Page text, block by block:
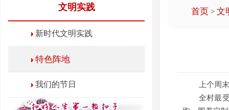
文明实践
新时代文明实践
特色阵地
我们的节日
首页 > 文
上个周
全村最